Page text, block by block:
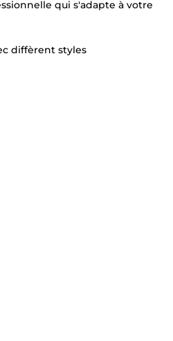
qui s'adapte à votre
diffèrent styles